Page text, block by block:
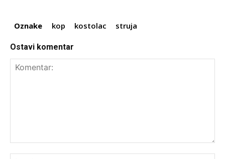
Oznake kop kostolac struja
Ostavi komentar